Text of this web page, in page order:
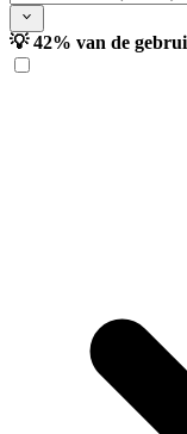
💡 42% van de